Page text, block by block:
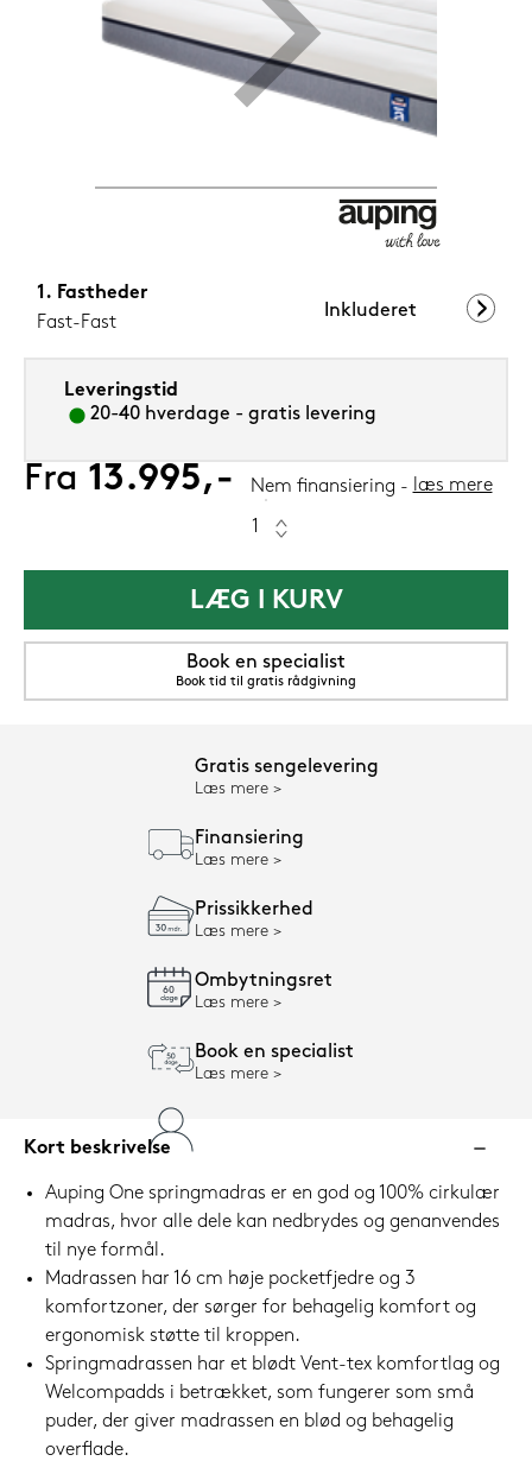
1.199,-
Fastheder
Fast-Fast
Inkluderet
Leveringstid
20-40 hverdage - gratis levering
Fra 13.995,- Nem finansiering læs mere
LÆG I KURV
Book en specialist
Book tid til gratis rådgivning
Gratis sengelevering
Læs mere
Finansiering
Læs mere
Prissikkerhed
Læs mere
Ombytningsret
Læs mere
Book en specialist
Læs mere
Kort beskrivelse
Auping One springmadras er en god og 100% cirkulær
madras, hvor alle dele kan nedbrydes og genanvendes
til nye formål.
Madrassen har 16 cm høje pocketfjedre og 3
komfortzoner, der sørger for behagelig komfort og
ergonomisk støtte til kroppen.
Springmadrassen har et blødt Vent-tex komfortlag og
Welcompadds i betrækket, som fungerer som små
puder, der giver madrassen en blød og behagelig
overflade.